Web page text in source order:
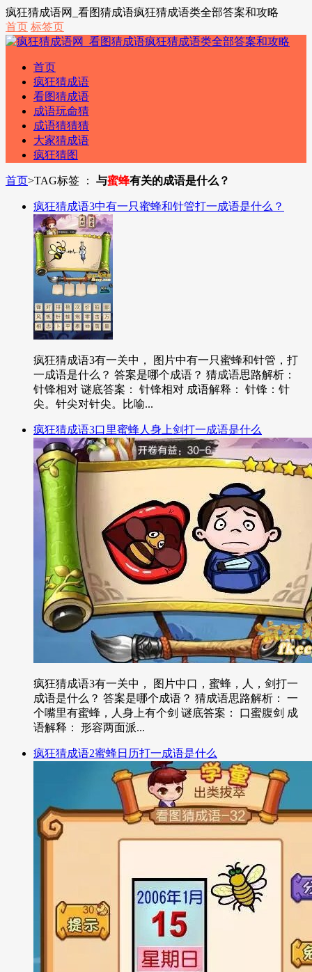
疯狂猜成语网_看图猜成语疯狂猜成语类全部答案和攻略
首页 标签页
首页
疯狂猜成语
看图猜成语
成语玩命猜
成语猜猜猜
大家猜成语
疯狂猜图
首页>TAG标签 ： 与蜜蜂有关的成语是什么？
疯狂猜成语3中有一只蜜蜂和针管打一成语是什么？
疯狂猜成语3有一关中， 图片中有一只蜜蜂和针管，打
一成语是什么？ 答案是哪个成语？ 猜成语思路解析：
针锋相对 谜底答案： 针锋相对 成语解释： 针锋：针
尖。针尖对针尖。比喻...
疯狂猜成语3口里蜜蜂人身上剑打一成语是什么
疯狂猜成语3有一关中， 图片中口，蜜蜂，人，剑打一
成语是什么？ 答案是哪个成语？ 猜成语思路解析： 一
个嘴里有蜜蜂，人身上有个剑 谜底答案： 口蜜腹剑 成
语解释： 形容两面派...
疯狂猜成语2蜜蜂日历打一成语是什么